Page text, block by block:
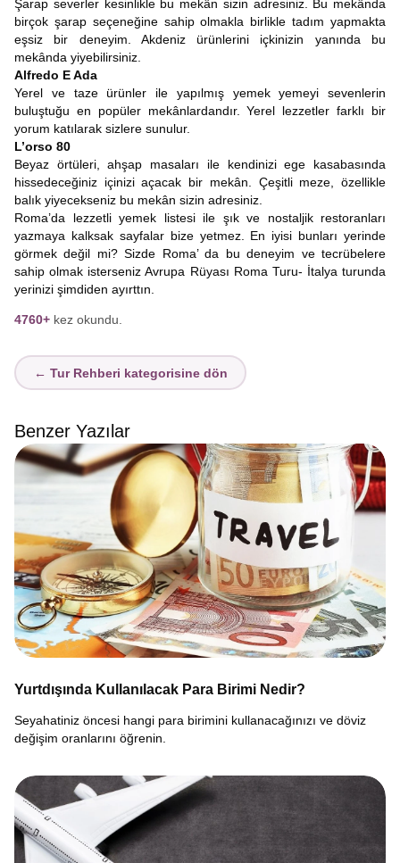
Şarap severler kesinlikle bu mekân sizin adresiniz. Bu mekânda
birçok şarap seçeneğine sahip olmakla birlikle tadım yapmakta
eşsiz bir deneyim. Akdeniz ürünlerini içkinizin yanında bu
mekânda yiyebilirsiniz.
Alfredo E Ada
Yerel ve taze ürünler ile yapılmış yemek yemeyi sevenlerin
buluştuğu en popüler mekânlardandır. Yerel lezzetler farklı bir
yorum katılarak sizlere sunulur.
L’orso 80
Beyaz örtüleri, ahşap masaları ile kendinizi ege kasabasında
hissedeceğiniz içinizi açacak bir mekân. Çeşitli meze, özellikle
balık yiyecekseniz bu mekân sizin adresiniz.
Roma’da lezzetli yemek listesi ile şık ve nostaljik restoranları
yazmaya kalksak sayfalar bize yetmez. En iyisi bunları yerinde
görmek değil mi? Sizde Roma’ da bu deneyim ve tecrübelere
sahip olmak isterseniz Avrupa Rüyası Roma Turu- İtalya turunda
yerinizi şimdiden ayırttın.
4760+ kez okundu.
← Tur Rehberi kategorisine dön
Benzer Yazılar
Yurtdışında Kullanılacak Para Birimi Nedir?
Seyahatiniz öncesi hangi para birimini kullanacağınızı ve döviz
değişim oranlarını öğrenin.